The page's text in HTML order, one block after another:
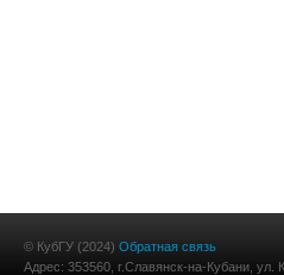
© КубГУ (2024) Обратная связь
Адрес: 353560, г.Славянск-на-Кубани,